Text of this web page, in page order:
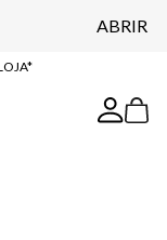
ABRIR